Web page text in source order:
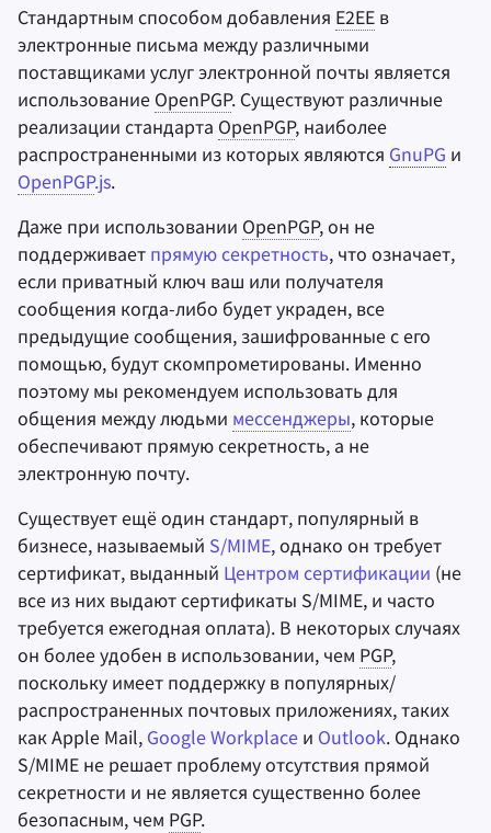
Maps and Navigation
Многофакторная
аутентификация
Агрегаторы новостей
Офисные пакеты
Менеджеры паролей
Pastebins
Мессенджеры
Стандартным способом добавления E2EE в
электронные письма между различными
поставщиками услуг электронной почты является
использование OpenPGP. Существуют различные
реализации стандарта OpenPGP, наиболее
распространенными из которых являются GnuPG и
OpenPGP.js.
Даже при использовании OpenPGP, он не
поддерживает прямую секретность, что означает,
если приватный ключ ваш или получателя
сообщения когда-либо будет украден, все
предыдущие сообщения, зашифрованные с его
помощью, будут скомпрометированы. Именно
поэтому мы рекомендуем использовать для
общения между людьми мессенджеры, которые
обеспечивают прямую секретность, а не
электронную почту.
Существует ещё один стандарт, популярный в
бизнесе, называемый S/MIME, однако он требует
сертификат, выданный Центром сертификации (не
все из них выдают сертификаты S/MIME, и часто
требуется ежегодная оплата). В некоторых случаях
он более удобен в использовании, чем PGP,
поскольку имеет поддержку в популярных/
распространенных почтовых приложениях, таких
как Apple Mail, Google Workplace и Outlook. Однако
S/MIME не решает проблему отсутствия прямой
секретности и не является существенно более
безопасным, чем PGP.